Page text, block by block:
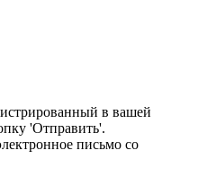
в вашей
'Отправить'.
письмо со